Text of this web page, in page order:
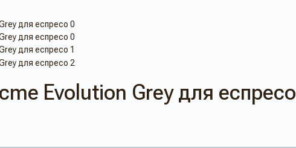
Evolution Grey для еспресо